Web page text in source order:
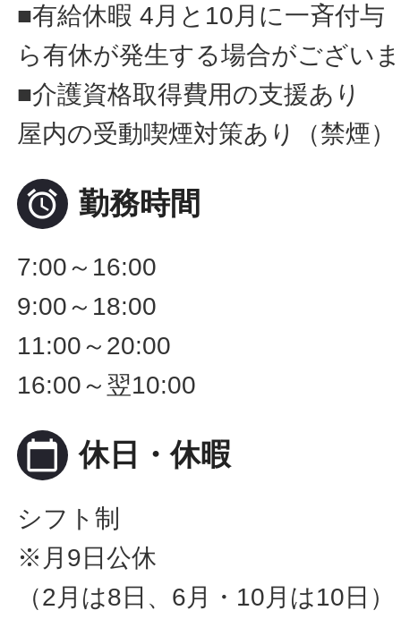
■有給休暇 4月と10月に一斉付与
ら有休が発生する場合がござい
■介護資格取得費用の支援あり
屋内の受動喫煙対策あり（禁煙）
 勤務時間
7:00～16:00
9:00～18:00
11:00～20:00
16:00～翌10:00
calendar_today 休日・休暇
シフト制
※月9日公休
（2月は8日、6月・10月は10日）